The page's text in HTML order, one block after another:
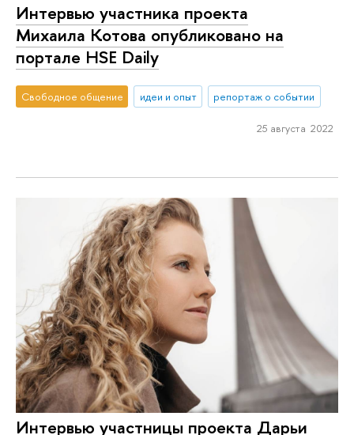
Интервью участника проекта
Михаила Котова опубликовано на
портале HSE Daily
Свободное общение идеи и опыт репортаж о событии
25 августа 2022
Интервью участницы проекта Дарьи